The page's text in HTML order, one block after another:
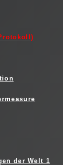
der Welt 1